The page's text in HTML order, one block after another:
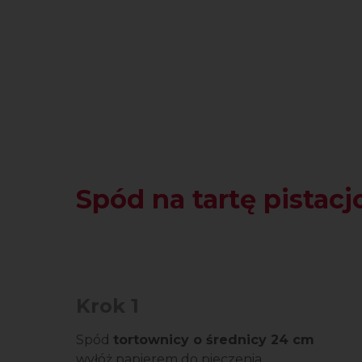
Spód na tartę
Spód tortownicy o średnicy 24 cm